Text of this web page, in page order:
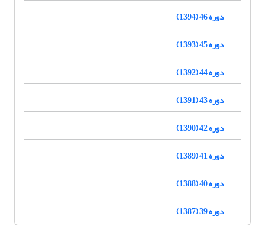
دوره 46 (1394)
دوره 45 (1393)
دوره 44 (1392)
دوره 43 (1391)
دوره 42 (1390)
دوره 41 (1389)
دوره 40 (1388)
دوره 39 (1387)